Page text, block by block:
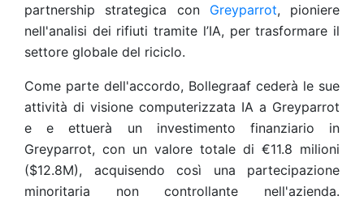
partnership strategica con Greyparrot, pioniere
nell'analisi dei rifiuti tramite l’IA, per trasformare il
settore globale del riciclo.
Come parte dell'accordo, Bollegraaf cederà le sue
attività di visione computerizzata IA a Greyparrot
e e ettuerà un investimento finanziario in
Greyparrot, con un valore totale di €11.8 milioni
($12.8M), acquisendo così una partecipazione
minoritaria non controllante nell'azienda.